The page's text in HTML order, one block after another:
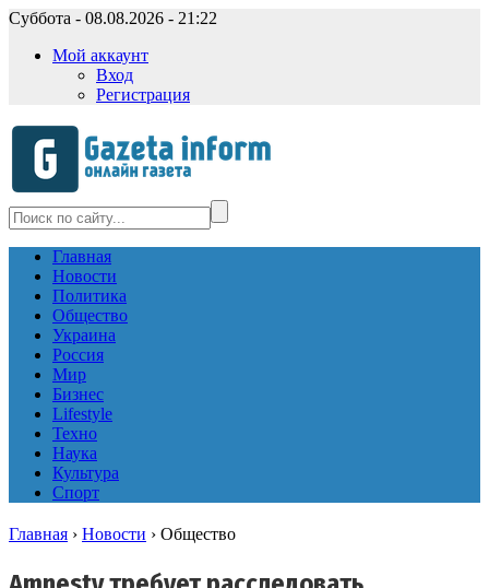
Суббота - 08.08.2026 - 21:22
Мой аккаунт
Вход
Регистрация
Главная
Новости
Политика
Общество
Украина
Россия
Мир
Бизнес
Lifestyle
Техно
Наука
Культура
Спорт
Главная › Новости › Общество